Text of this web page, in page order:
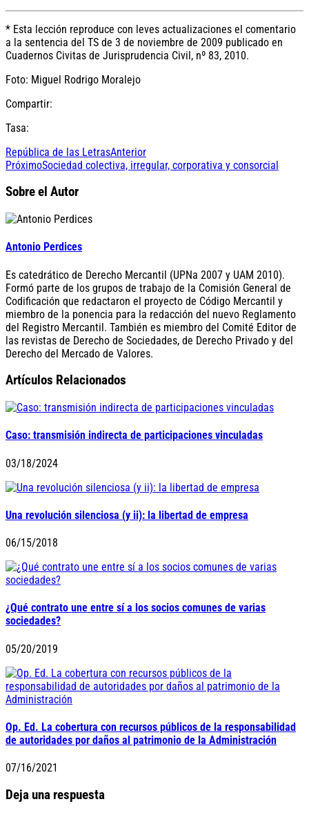
* Esta lección reproduce con leves actualizaciones el comentario
a la sentencia del TS de 3 de noviembre de 2009 publicado en
Cuadernos Civitas de Jurisprudencia Civil, nº 83, 2010.
Foto: Miguel Rodrigo Moralejo
Compartir:
Tasa:
República de las LetrasAnterior
PróximoSociedad colectiva, irregular, corporativa y consorcial
Sobre el Autor
Antonio Perdices
Es catedrático de Derecho Mercantil (UPNa 2007 y UAM 2010).
Formó parte de los grupos de trabajo de la Comisión General de
Codificación que redactaron el proyecto de Código Mercantil y
miembro de la ponencia para la redacción del nuevo Reglamento
del Registro Mercantil. También es miembro del Comité Editor de
las revistas de Derecho de Sociedades, de Derecho Privado y del
Derecho del Mercado de Valores.
Artículos Relacionados
Caso: transmisión indirecta de participaciones vinculadas
03/18/2024
Una revolución silenciosa (y ii): la libertad de empresa
06/15/2018
¿Qué contrato une entre sí a los socios comunes de varias
sociedades?
05/20/2019
Op. Ed. La cobertura con recursos públicos de la responsabilidad
de autoridades por daños al patrimonio de la Administración
07/16/2021
Deja una respuesta